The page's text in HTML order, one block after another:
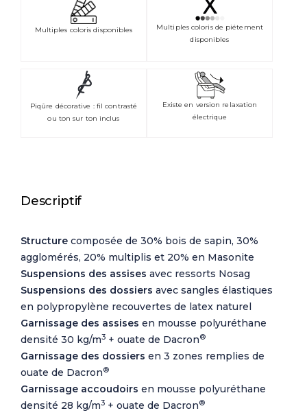
Multiples coloris disponibles
Multiples coloris de piétement
disponibles
Piqûre décorative : fil contrasté
ou ton sur ton inclus
Existe en version relaxation
électrique
Descriptif
Structure composée de 30% bois de sapin, 30%
agglomérés, 20% multiplis et 20% en Masonite
Suspensions des assises avec ressorts Nosag
Suspensions des dossiers avec sangles élastiques
en polypropylène recouvertes de latex naturel
Garnissage des assises en mousse polyuréthane
densité 30 kg/m3 + ouate de Dacron®
Garnissage des dossiers en 3 zones remplies de
ouate de Dacron®
Garnissage accoudoirs en mousse polyuréthane
densité 28 kg/m3 + ouate de Dacron®